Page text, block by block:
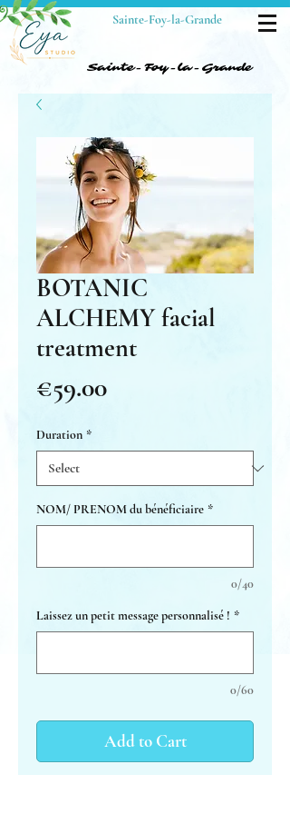
Sainte-Foy-la-Grande
Sainte-Foy-la-Grande
Sainte-Foy-la-Grande
BOTANIC
ALCHEMY facial
treatment
€59.00Price
Duration *
NOM/ PRENOM du bénéficiaire *
0/40
Laissez un petit message personnalisé ! *
0/60
Add to Cart